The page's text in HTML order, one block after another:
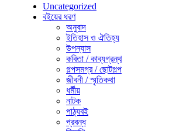
Uncategorized
বইয়ের ধরণ
অনুবাদ
ইতিহাস ও ঐতিহ্য
উপন্যাস
কবিতা / কাব্যগ্রন্থ
গল্পসমগ্র / ছোটগল্প
জীবনী / স্মৃতিকথা
ধর্মীয়
নাটক
পাঠ্যবই
প্রবন্ধ